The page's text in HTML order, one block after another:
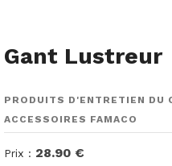
Gant Lustreur
PRODUITS D'ENTRETIEN DU
ACCESSOIRES FAMACO
Prix : 28.90 €